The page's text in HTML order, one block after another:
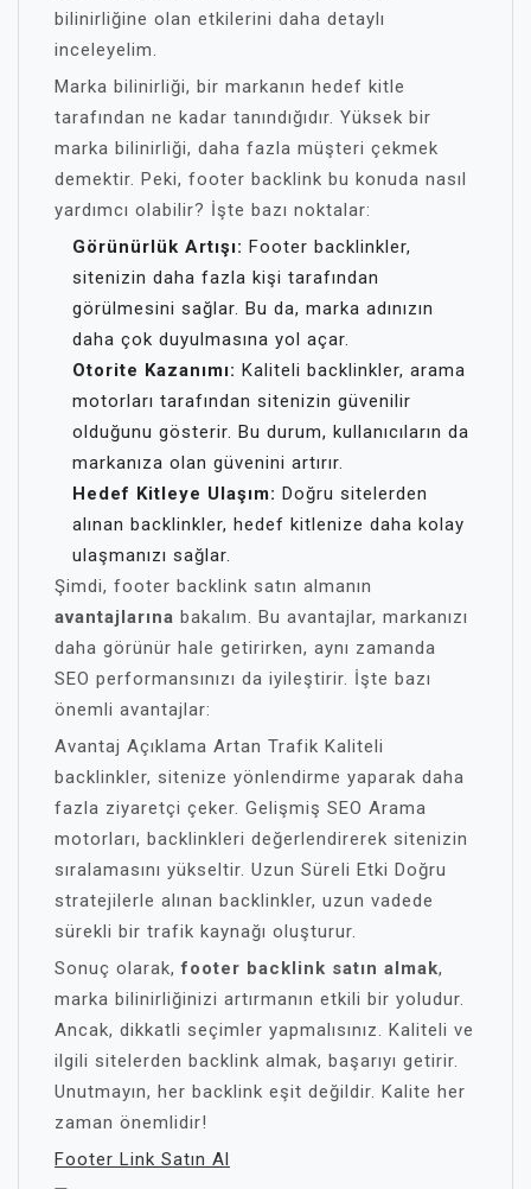
bilinirliğine olan etkilerini daha detaylı
inceleyelim.
Marka bilinirliği, bir markanın hedef kitle
tarafından ne kadar tanındığıdır. Yüksek bir
marka bilinirliği, daha fazla müşteri çekmek
demektir. Peki, footer backlink bu konuda nasıl
yardımcı olabilir? İşte bazı noktalar:
Görünürlük Artışı: Footer backlinkler,
sitenizin daha fazla kişi tarafından
görülmesini sağlar. Bu da, marka adınızın
daha çok duyulmasına yol açar.
Otorite Kazanımı: Kaliteli backlinkler, arama
motorları tarafından sitenizin güvenilir
olduğunu gösterir. Bu durum, kullanıcıların da
markanıza olan güvenini artırır.
Hedef Kitleye Ulaşım: Doğru sitelerden
alınan backlinkler, hedef kitlenize daha kolay
ulaşmanızı sağlar.
Şimdi, footer backlink satın almanın
avantajlarına bakalım. Bu avantajlar, markanızı
daha görünür hale getirirken, aynı zamanda
SEO performansınızı da iyileştirir. İşte bazı
önemli avantajlar:
Avantaj Açıklama Artan Trafik Kaliteli
backlinkler, sitenize yönlendirme yaparak daha
fazla ziyaretçi çeker. Gelişmiş SEO Arama
motorları, backlinkleri değerlendirerek sitenizin
sıralamasını yükseltir. Uzun Süreli Etki Doğru
stratejilerle alınan backlinkler, uzun vadede
sürekli bir trafik kaynağı oluşturur.
Sonuç olarak,footer backlink satın almak,
marka bilinirliğinizi artırmanın etkili bir yoludur.
Ancak, dikkatli seçimler yapmalısınız. Kaliteli ve
ilgili sitelerden backlink almak, başarıyı getirir.
Unutmayın, her backlink eşit değildir. Kalite her
zaman önemlidir!
Footer Link Satın Al